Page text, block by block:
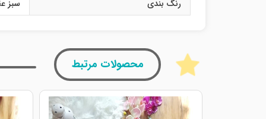
رنگ بندی سبز
محصولات مرتبط